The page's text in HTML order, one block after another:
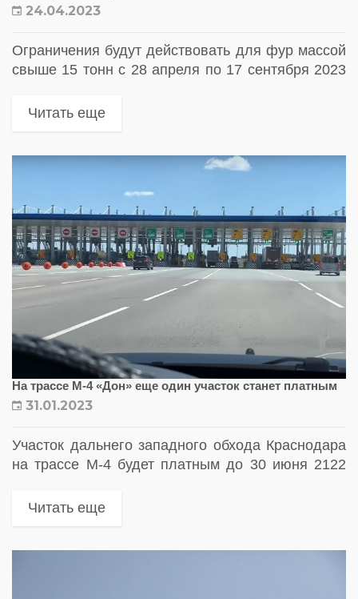
24.04.2023
Ограничения будут действовать для фур массой
свыше 15 тонн с 28 апреля по 17 сентября 2023
Читать еще
На трассе М-4 «Дон» еще один участок станет платным
31.01.2023
Участок дальнего западного обхода Краснодара
на трассе М-4 будет платным до 30 июня 2122
альтернативных маршрута
Читать еще